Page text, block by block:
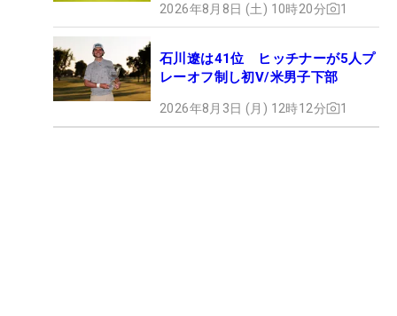
2026年8月8日 (土) 10時20分 1
石川遼は41位 ヒッチナーが5人プ
レーオフ制し初V/米男子下部
2026年8月3日 (月) 12時12分 1